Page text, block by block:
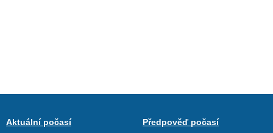
Aktuální počasí
Předpověď počasí